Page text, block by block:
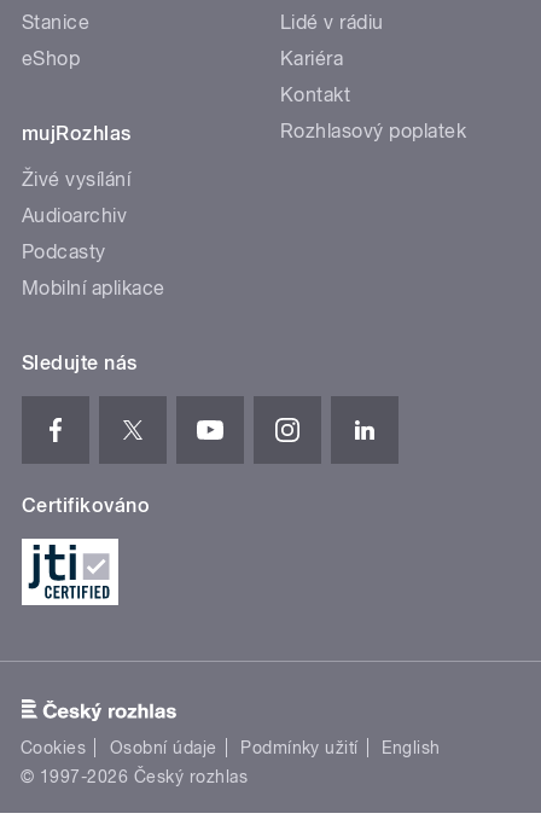
Stanice
eShop
mujRozhlas
Živé vysílání
Audioarchiv
Podcasty
Mobilní aplikace
Lidé v rádiu
Kariéra
Kontakt
Rozhlasový poplatek
Sledujte nás
Certifikováno
Cookies Osobní údaje Podmínky užití
English
© 1997-2026 Český rozhlas